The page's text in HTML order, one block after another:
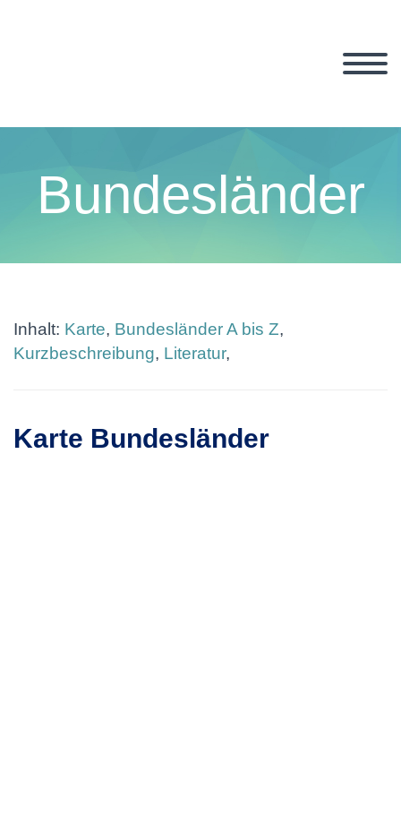
Bundesländer
Inhalt: Karte, Bundesländer A bis Z,
Kurzbeschreibung, Literatur,
Karte Bundesländer